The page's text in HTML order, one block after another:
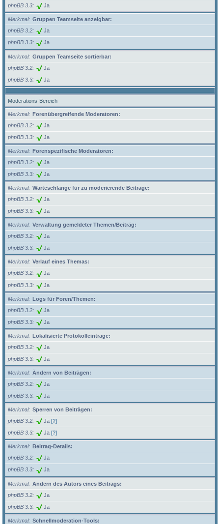
phpBB 3.3 Ja
Merkmal
Gruppen Teamseite anzeigbar:
phpBB 3.2
Ja
phpBB 3.3 Ja
Merkmal
Gruppen Teamseite sortierbar:
phpBB 3.2
Ja
phpBB 3.3 Ja
Moderations-Bereich
Merkmal
Forenübergreifende Moderatoren:
phpBB 3.2
Ja
phpBB 3.3 Ja
Merkmal
Forenspezifische Moderatoren:
phpBB 3.2
Ja
phpBB 3.3 Ja
Merkmal
Warteschlange für zu moderierende Beiträge:
phpBB 3.2
Ja
phpBB 3.3 Ja
Merkmal
Verwaltung gemeldeter Themen/Beiträg:
phpBB 3.2
Ja
phpBB 3.3 Ja
Merkmal
Verlauf eines Themas:
phpBB 3.2
Ja
phpBB 3.3 Ja
Merkmal
Logs für Foren/Themen:
phpBB 3.2
Ja
phpBB 3.3 Ja
Merkmal
Lokalisierte Protokolleinträge:
phpBB 3.2
Ja
phpBB 3.3 Ja
Merkmal
Ändern von Beiträgen:
phpBB 3.2
Ja
phpBB 3.3 Ja
Merkmal
Sperren von Beiträgen:
phpBB 3.2
Ja [?]
phpBB 3.3 Ja [?]
Merkmal
Beitrag-Details:
phpBB 3.2
Ja
phpBB 3.3 Ja
Merkmal
Ändern des Autors eines Beitrags:
phpBB 3.2
Ja
phpBB 3.3 Ja
Merkmal
Schnellmoderation-Tools: